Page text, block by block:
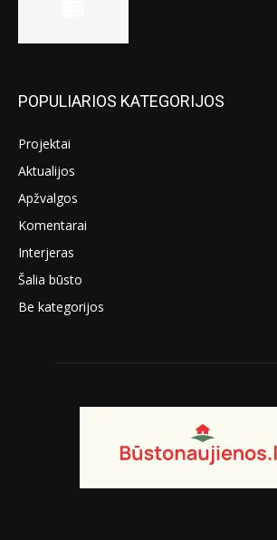
POPULIARIOS KATEGORIJOS
Projektai
Aktualijos
Apžvalgos
Komentarai
Interjeras
Šalia būsto
Be kategorijos